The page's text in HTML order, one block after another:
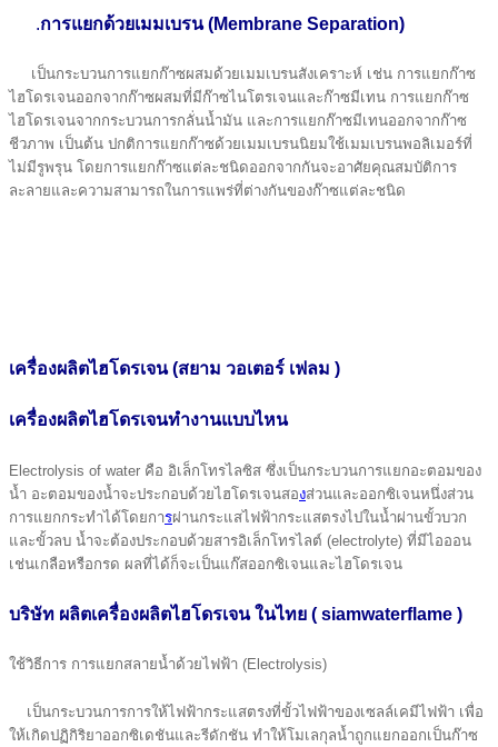
.การแยกด้วยเมมเบรน (Membrane Separation)
เป็นกระบวนการแยกก๊าซผสมด้วยเมมเบรนสังเคราะห์ เช่น การแยกก๊าซ
ไฮโดรเจนออกจากก๊าซผสมที่มีก๊าซไนโตรเจนและก๊าซมีเทน การแยกก๊าซ
ไฮโดรเจนจากกระบวนการกลั่นนํ้ามัน และการแยกก๊าซมีเทนออกจากก๊าซ
ชีวภาพ เป็นต้น ปกติการแยกก๊าซด้วยเมมเบรนนิยมใช้เมมเบรนพอลิเมอร์ที่
ไม่มีรูพรุน โดยการแยกก๊าซแต่ละชนิดออกจากกันจะอาศัยคุณสมบัติการ
ละลายและความสามารถในการแพร่ที่ต่างกันของก๊าซแต่ละชนิด
เครื่องผลิตไฮโดรเจน (สยาม วอเตอร์ เฟลม )
เครื่องผลิตไฮโดรเจนทำงานแบบไหน
Electrolysis of water คือ อิเล็กโทรไลซิส ซึ่งเป็นกระบวนการแยกอะตอมของ
น้ำ อะตอมของน้ำจะประกอบด้วยไฮโดรเจนสองส่วนและออกซิเจนหนึ่งส่วน
การแยกกระทำได้โดยการผ่านกระแสไฟฟ้ากระแสตรงไปในน้ำผ่านขั้วบวก
และขั้วลบ น้ำจะต้องประกอบด้วยสารอิเล็กโทรไลต์ (electrolyte) ที่มีไอออน
เช่นเกลือหรือกรด ผลที่ได้ก็จะเป็นแก๊สออกซิเจนและไฮโดรเจน
บริษัท ผลิตเครื่องผลิตไฮโดรเจน ในไทย ( siamwaterflame )
ใช้วิธีการ การแยกสลายน้ำด้วยไฟฟ้า (Electrolysis)
เป็นกระบวนการการให้ไฟฟ้ากระแสตรงที่ขั้วไฟฟ้าของเซลล์เคมีไฟฟ้า เพื่อ
ให้เกิดปฏิกิริยาออกซิเดชันและรีดักชัน ทำให้โมเลกุลน้ำถูกแยกออกเป็นก๊าซ